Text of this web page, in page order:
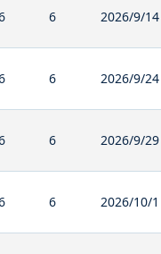
6 2026/9/14
6 2026/9/24
6 2026/9/29
6 2026/10/1